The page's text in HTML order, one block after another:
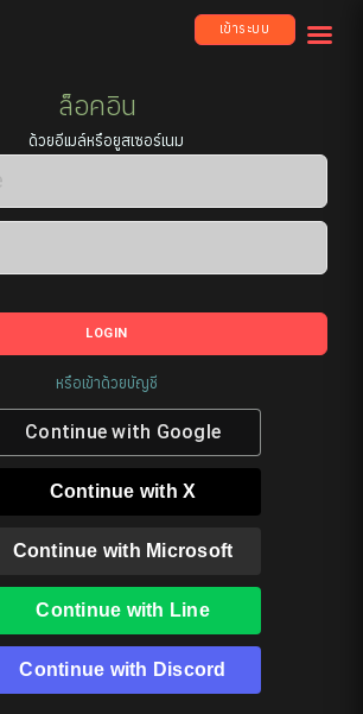
เข้าระบบ
ล็อคอิน
ด้วยอีเมล์หรือยูสเซอร์เนม
LOGIN
หรือเข้าด้วยบัญชี
Continue with Google
Continue withX
Continue with Microsoft
Continue with Line
Continue with Discord